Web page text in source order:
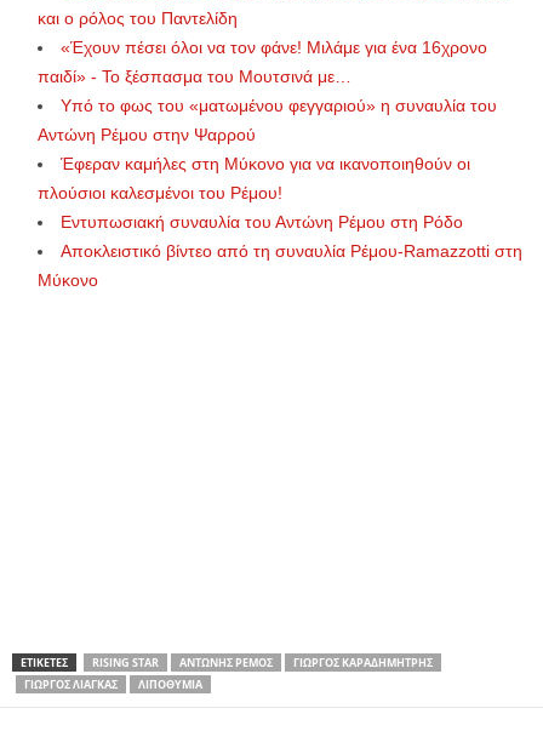
και ο ρόλος του Παντελίδη
«Έχουν πέσει όλοι να τον φάνε! Μιλάμε για ένα 16χρονο
παιδί» - Το ξέσπασμα του Μουτσινά με…
Υπό το φως του «ματωμένου φεγγαριού» η συναυλία του
Αντώνη Ρέμου στην Ψαρρού
Έφεραν καμήλες στη Μύκονο για να ικανοποιηθούν οι
πλούσιοι καλεσμένοι του Ρέμου!
Εντυπωσιακή συναυλία του Αντώνη Ρέμου στη Ρόδο
Αποκλειστικό βίντεο από τη συναυλία Ρέμου-Ramazzotti στη
Μύκονο
ΕΤΙΚΕΤΕΣ RISING STAR ΑΝΤΏΝΗΣ ΡΈΜΟΣ
ΓΙΏΡΓΟΣ ΚΑΡΑΔΗΜΉΤΡΗΣ
ΓΙΏΡΓΟΣ ΛΙΆΓΚΑΣ
ΛΙΠΟΘΥΜΊΑ